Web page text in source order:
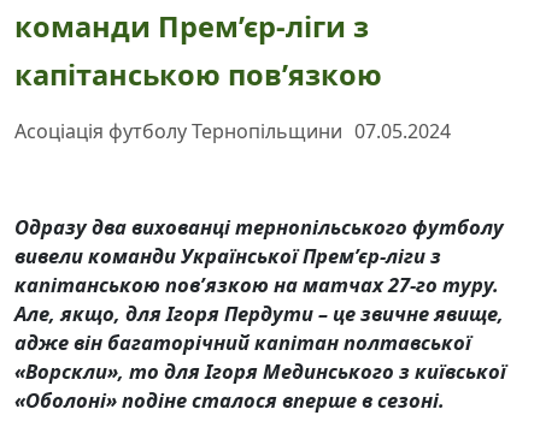
команди Прем’єр-ліги з
капітанською пов’язкою
Асоціація футболу Тернопільщини 07.05.2024
Одразу два вихованці тернопільського футболу
вивели команди Української Прем’єр-ліги з
капітанською пов’язкою на матчах 27-го туру.
Але, якщо, для Ігоря Пердути – це звичне явище,
адже він багаторічний капітан полтавської
«Ворскли», то для Ігоря Мединського з київської
«Оболоні» подіне сталося вперше в сезоні.